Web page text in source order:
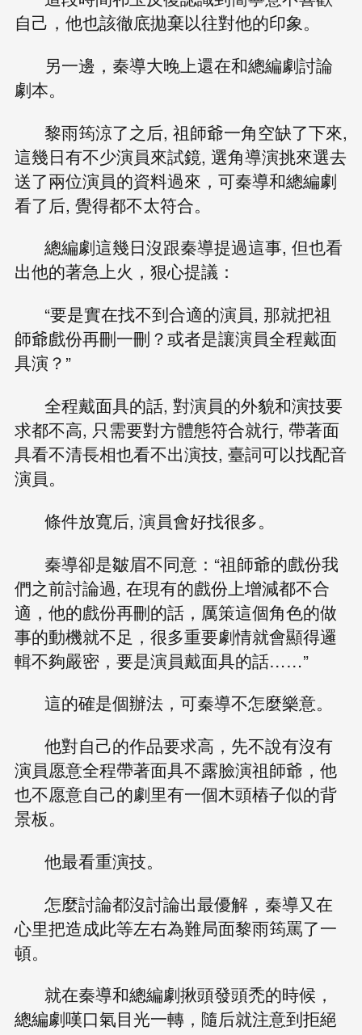
自己，他也該徹底拋棄以往對他的印象。
另一邊，秦導大晚上還在和總編劇討論
劇本。
黎雨筠涼了之后, 祖師爺一角空缺了下來,
這幾日有不少演員來試鏡, 選角導演挑來選去
送了兩位演員的資料過來，可秦導和總編劇
看了后, 覺得都不太符合。
總編劇這幾日沒跟秦導提過這事, 但也看
出他的著急上火，狠心提議：
“要是實在找不到合適的演員, 那就把祖
師爺戲份再刪一刪？或者是讓演員全程戴面
具演？”
全程戴面具的話, 對演員的外貌和演技要
求都不高, 只需要對方體態符合就行, 帶著面
具看不清長相也看不出演技, 臺詞可以找配音
演員。
條件放寬后, 演員會好找很多。
秦導卻是皺眉不同意：“祖師爺的戲份我
們之前討論過, 在現有的戲份上增減都不合
適，他的戲份再刪的話，厲策這個角色的做
事的動機就不足，很多重要劇情就會顯得邏
輯不夠嚴密，要是演員戴面具的話……”
這的確是個辦法，可秦導不怎麼樂意。
他對自己的作品要求高，先不說有沒有
演員愿意全程帶著面具不露臉演祖師爺，他
也不愿意自己的劇里有一個木頭樁子似的背
景板。
他最看重演技。
怎麼討論都沒討論出最優解，秦導又在
心里把造成此等左右為難局面黎雨筠罵了一
頓。
就在秦導和總編劇揪頭發頭禿的時候，
總編劇嘆口氣目光一轉，隨后就注意到拒絕